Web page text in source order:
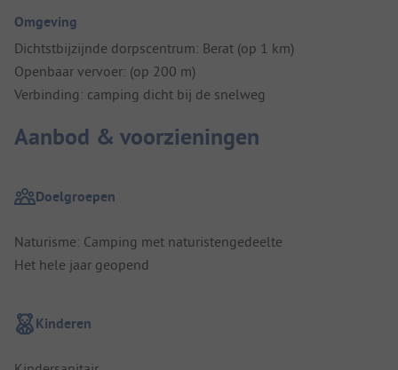
Omgeving
Dichtstbijzijnde dorpscentrum: Berat (op 1 km)
Openbaar vervoer: (op 200 m)
Verbinding: camping dicht bij de snelweg
Aanbod & voorzieningen
Doelgroepen
Naturisme: Camping met naturistengedeelte
Het hele jaar geopend
Kinderen